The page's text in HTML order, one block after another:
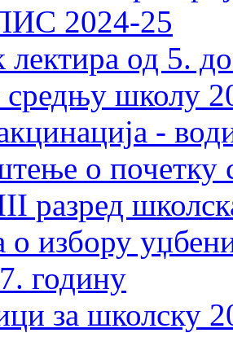
2024-25
лектира од 5.
школу
-
о почетку
разред
о избору
годину
за школску